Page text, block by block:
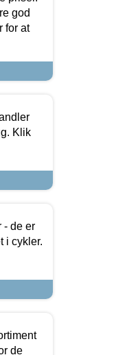
god
for at
Klik
- de er
i cykler.
de